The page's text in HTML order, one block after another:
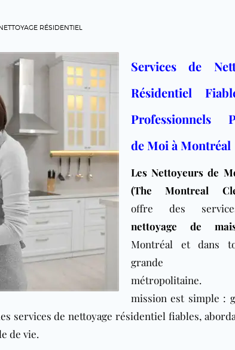
RÉSIDENTIEL
Services de
Résidentiel
Professionnels
de Moi à Montréal
Les Nettoyeurs de
(The Montreal
offre des
nettoyage de
Montréal et dans
grande
métropolitaine.
mission est simple :
services de nettoyage résidentiel fiables,
de vie.